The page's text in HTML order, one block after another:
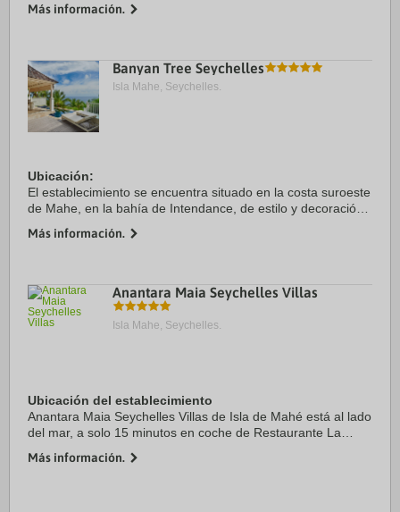
Soleil. Además, este complejo de playa se ...
Más información.
Banyan Tree Seychelles
Isla Mahe, Seychelles.
Ubicación:
El establecimiento se encuentra situado en la costa suroeste
de Mahe, en la bahía de Intendance, de estilo y decoración
Más información.
Anantara Maia Seychelles Villas
Isla Mahe, Seychelles.
Ubicación del establecimiento
Anantara Maia Seychelles Villas de Isla de Mahé está al lado
del mar, a solo 15 minutos en coche de Restaurante La
se encuentra a 17,6 km de ...
Más información.